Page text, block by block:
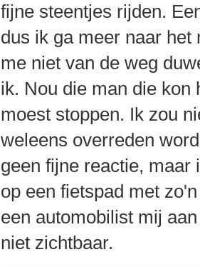
fijne steentjes rijden.
dus ik ga meer naar
me niet van de weg
ik. Nou die man die kon
moest stoppen. Ik zou
weleens overreden
geen fijne reactie, maar
op een fietspad met
een automobilist mij
niet zichtbaar.